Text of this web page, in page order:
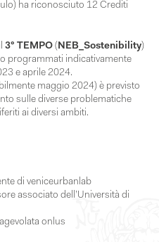
ha riconosciuto 12 Crediti
3° TEMPO (NEB_Sostenibility)
programmati indicativamente
e aprile 2024.
maggio 2024) è previsto
sulle diverse problematiche
ai diversi ambiti.
di veniceurbanlab
associato dell’Università di
onlus